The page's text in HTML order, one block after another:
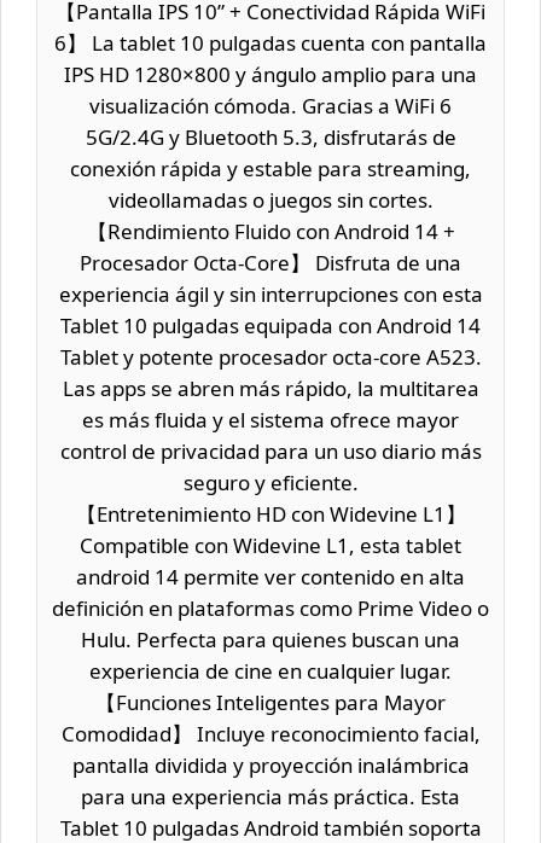
【Pantalla IPS 10” + Conectividad Rápida WiFi
6】 La tablet 10 pulgadas cuenta con pantalla
IPS HD 1280×800 y ángulo amplio para una
visualización cómoda. Gracias a WiFi 6
5G/2.4G y Bluetooth 5.3, disfrutarás de
conexión rápida y estable para streaming,
videollamadas o juegos sin cortes.
【Rendimiento Fluido con Android 14 +
Procesador Octa-Core】 Disfruta de una
experiencia ágil y sin interrupciones con esta
Tablet 10 pulgadas equipada con Android 14
Tablet y potente procesador octa-core A523.
Las apps se abren más rápido, la multitarea
es más fluida y el sistema ofrece mayor
control de privacidad para un uso diario más
seguro y eficiente.
【Entretenimiento HD con Widevine L1】
Compatible con Widevine L1, esta tablet
android 14 permite ver contenido en alta
definición en plataformas como Prime Video o
Hulu. Perfecta para quienes buscan una
experiencia de cine en cualquier lugar.
【Funciones Inteligentes para Mayor
Comodidad】 Incluye reconocimiento facial,
pantalla dividida y proyección inalámbrica
para una experiencia más práctica. Esta
Tablet 10 pulgadas Android también soporta